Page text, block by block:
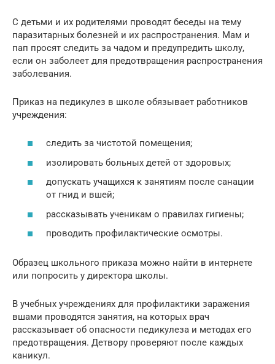
С детьми и их родителями проводят беседы на тему
паразитарных болезней и их распространения. Мам и
пап просят следить за чадом и предупредить школу,
если он заболеет для предотвращения распространения
заболевания.
Приказ на педикулез в школе обязывает работников
учреждения:
следить за чистотой помещения;
изолировать больных детей от здоровых;
допускать учащихся к занятиям после санации
от гнид и вшей;
рассказывать ученикам о правилах гигиены;
проводить профилактические осмотры.
Образец школьного приказа можно найти в интернете
или попросить у директора школы.
В учебных учреждениях для профилактики заражения
вшами проводятся занятия, на которых врач
рассказывает об опасности педикулеза и методах его
предотвращения. Детвору проверяют после каждых
каникул.